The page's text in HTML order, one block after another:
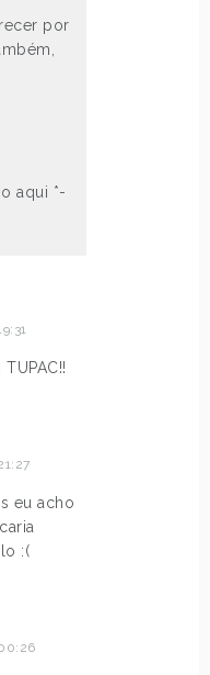
por
aqui *-
eu acho
:(